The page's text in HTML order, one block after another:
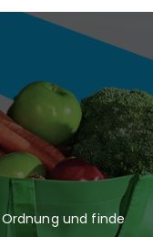
und finde